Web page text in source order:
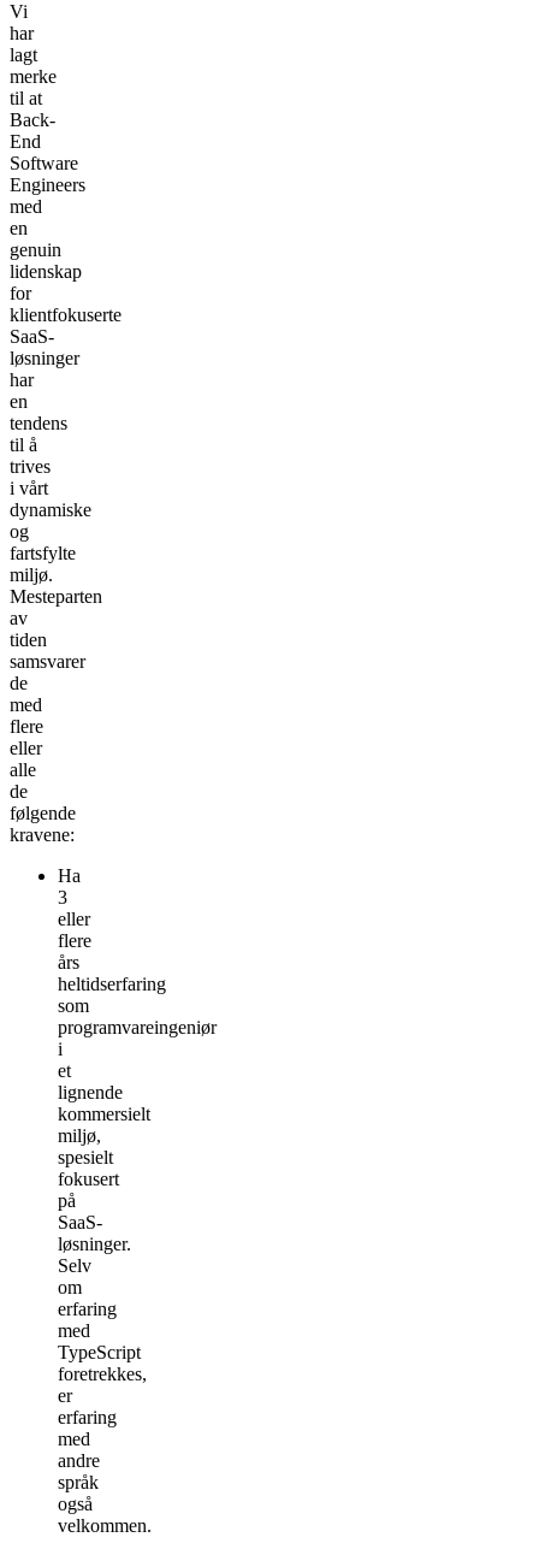
Vi
har
lagt
merke
til at
Back-
End
Software
Engineers
med
en
genuin
lidenskap
for
klientfokuserte
SaaS-
løsninger
har
en
tendens
til å
trives
i vårt
dynamiske
og
fartsfylte
miljø.
Mesteparten
av
tiden
samsvarer
de
med
flere
eller
alle
de
følgende
kravene:
Ha
3
eller
flere
års
heltidserfaring
som
programvareingeniør
i
et
lignende
kommersielt
miljø,
spesielt
fokusert
på
SaaS-
løsninger.
Selv
om
erfaring
med
TypeScript
foretrekkes,
er
erfaring
med
andre
språk
også
velkommen.